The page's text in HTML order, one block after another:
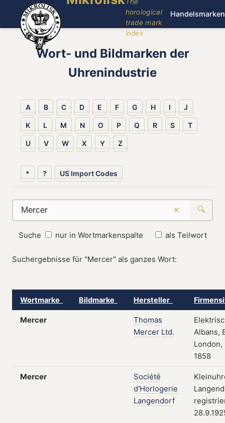
horological
trade mark
index
Handelsmarken
Wort- und Bildmarken der
Uhrenindustrie
A B C D E F G H I J
K L M N O P Q R S T
U V W X Y Z
* ? US Import Codes
× 🔍
Suche nur in Wortmarkenspalte als Teilwort
Suchergebnisse für "Mercer" als ganzes Wort:
Wortmarke Bildmarke Hersteller
Mercer
Thomas
Mercer Ltd.
Albans,
London,
1858
Mercer
Société
d'Horlogerie
Langendorf